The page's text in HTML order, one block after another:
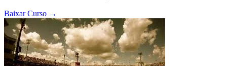
Baixar Curso →